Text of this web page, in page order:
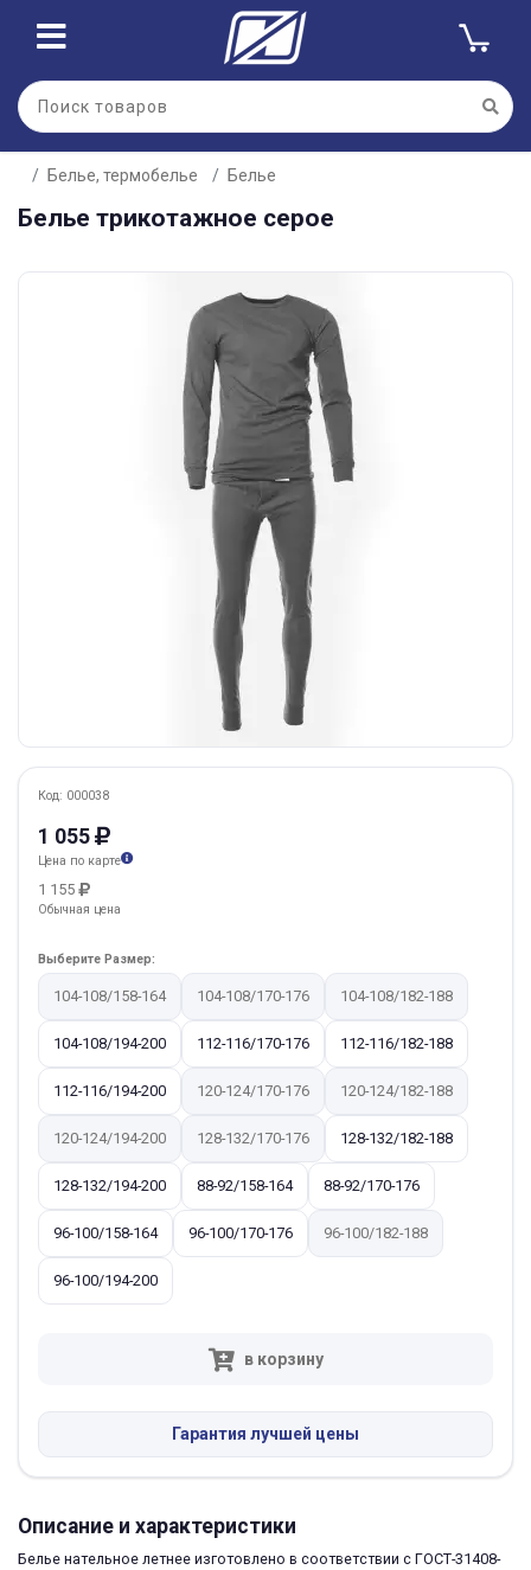
Белье, термобелье Белье
Белье трикотажное серое
Код: 000038
1 055
Цена по карте
1 155
Обычная цена
Выберите Размер:
104-108/158-164 104-108/170-176 104-108/182-188
104-108/194-200 112-116/170-176 112-116/182-188
112-116/194-200 120-124/170-176 120-124/182-188
120-124/194-200 128-132/170-176 128-132/182-188
128-132/194-200 88-92/158-164 88-92/170-176
96-100/158-164 96-100/170-176 96-100/182-188
96-100/194-200
в корзину
Гарантия лучшей цены
Описание и характеристики
Белье нательное летнее изготовлено в соответствии с ГОСТ-31408-